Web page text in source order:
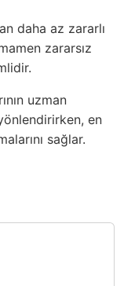
daha az zararlı
zararsız
uzman
en
sağlar.